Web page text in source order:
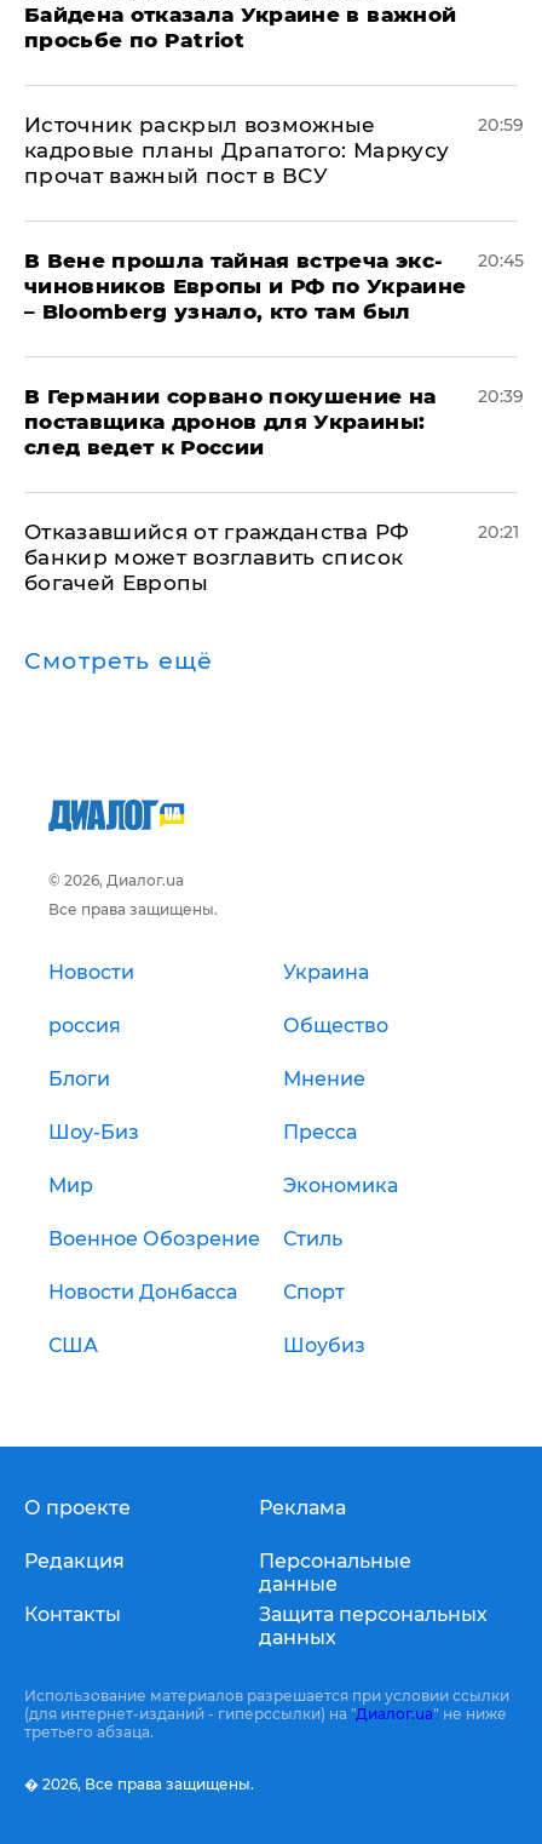
Байдена отказала Украине в важной
просьбе по Patriot
​Источник раскрыл возможные
кадровые планы Драпатого: Маркусу
прочат важный пост в ВСУ
20:59
В Вене прошла тайная встреча экс-
чиновников Европы и РФ по Украине
– Bloomberg узнало, кто там был
20:45
​В Германии сорвано покушение на
поставщика дронов для Украины:
след ведет к России
20:39
Отказавшийся от гражданства РФ
банкир может возглавить список
богачей Европы
20:21
Смотреть ещё
© 2026, Диалог.ua
Все права защищены.
Новости Украина
россия Общество
Блоги Мнение
Шоу-Биз Пресса
Мир Экономика
Военное Обозрение Стиль
Новости Донбасса Спорт
США Шоубиз
О проекте
Редакция
Контакты
Реклама
Персональные
данные
Защита персональных
данных
Использование материалов разрешается при условии ссылки
(для интернет-изданий - гиперссылки) на "Диалог.ua" не ниже
третьего абзаца.
� 2026, Все права защищены.